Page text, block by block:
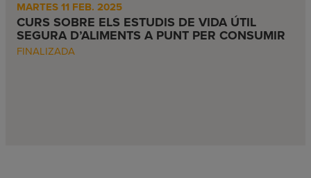
MARTES 11 FEB. 2025
CURS SOBRE ELS ESTUDIS DE VIDA ÚTIL
SEGURA D’ALIMENTS A PUNT PER CONSUMIR
FINALIZADA